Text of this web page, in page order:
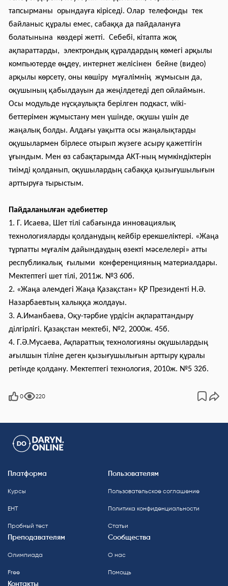
тапсырманы орындауға кіріседі. Олар телефонды тек
байланыс құралы емес, сабаққа да пайдалануға
болатынына көздері жетті. Себебі, кітапта жоқ
ақпараттарды, электрондық құралдардың көмегі арқылы
компьютерде өңдеу, интернет желісінен бейне (видео)
арқылы көрсету, оны көшіру мұғалімнің жұмысын да,
оқушының қабылдауын да жеңілдетеді деп ойлаймын.
Осы модульде нұсқаулықта берілген подкаст, wiki-
беттерімен жұмыстану мен үшінде, оқушы үшін де
жаңалық болды. Алдағы уақытта осы жаңалықтарды
оқушылармен бірлесе отырып жүзеге асыру қажеттігін
ұғындым. Мен өз сабақтарымда АКТ-ның мүмкіндіктерін
тиімді қолданып, оқушылардың сабаққа қызығушылығын
арттыруға тырыстым.
Пайдаланылған әдебиеттер
1. Г. Исаева, Шет тілі сабағында инновациялық
технологияларды қолданудың кейбір ерекшеліктері. «Жаңа
тұрпатты мұғалім дайындаудың өзекті мәселелері» атты
республикалық ғылыми конференцияның материалдары.
Мектептегі шет тілі, 2011ж. №3 60б.
2. «Жаңа әлемдегі Жаңа Қазақстан» ҚР Президенті Н.Ә.
Назарбаевтың халыққа жолдауы.
3. А.Иманбаева, Оқу-тәрбие үрдісін ақпараттандыру
ділгірлігі. Қазақстан мектебі, №2, 2000ж. 45б.
4. Г.Ә.Мусаева, Ақпараттық технологияны оқушылардың
ағылшын тіліне деген қызығушылығын арттыру құралы
ретінде қолдану. Мектептегі технология, 2010ж. №5 32б.
0 220
Платформа
Курсы
ЕНТ
Пробный тест
Пользователям
Пользовательское соглашение
Политика конфиденциальности
Статьи
Преподавателям
Олимпиада
Free
Сообщества
О нас
Помощь
Контакты